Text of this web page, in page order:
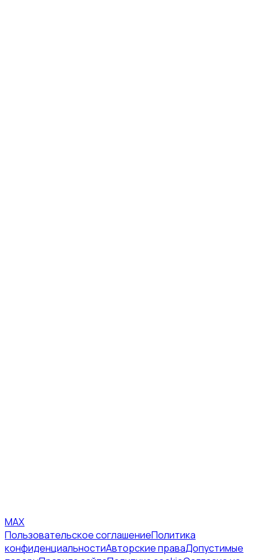
MAX
Пользовательское соглашениеПолитика
конфиденциальностиАвторские праваДопустимые